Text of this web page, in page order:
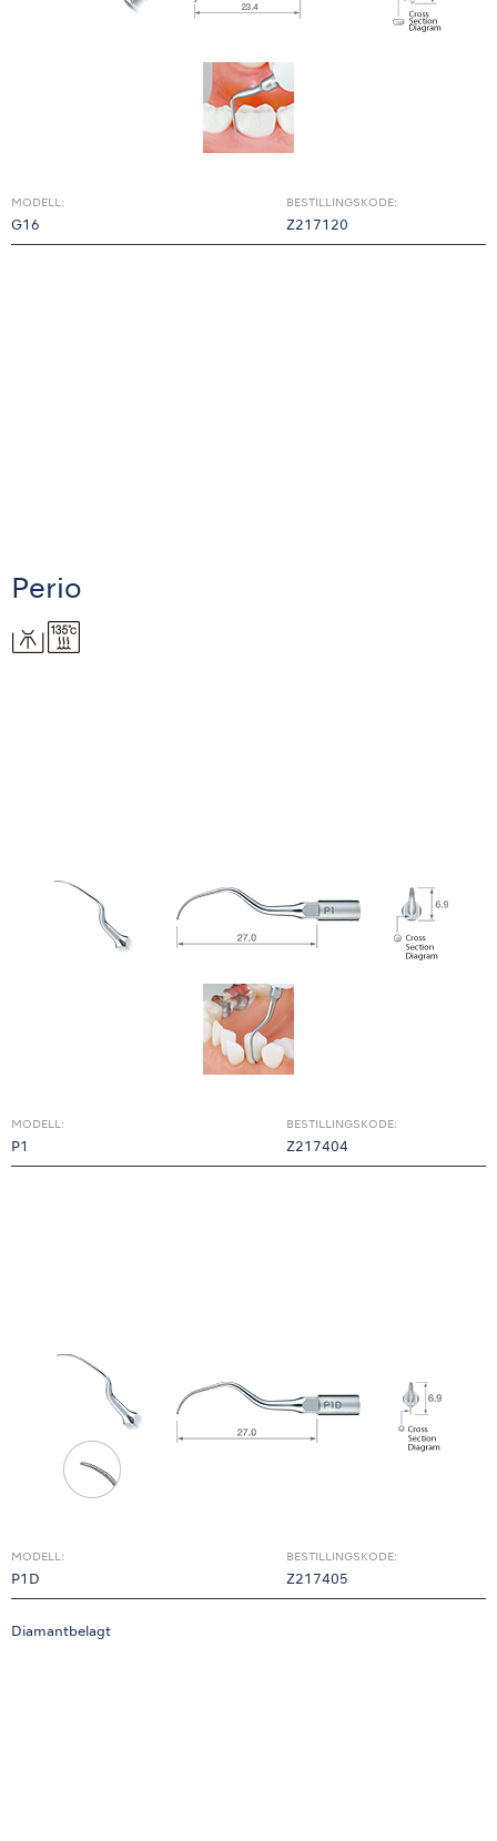
MODELL:
G16
BESTILLINGSKODE:
Z217120
Perio
MODELL:
P1
BESTILLINGSKODE:
Z217404
MODELL:
P1D
BESTILLINGSKODE:
Z217405
Diamantbelagt